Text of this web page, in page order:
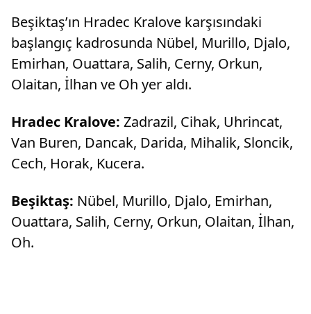
Beşiktaş’ın Hradec Kralove karşısındaki
başlangıç kadrosunda Nübel, Murillo, Djalo,
Emirhan, Ouattara, Salih, Cerny, Orkun,
Olaitan, İlhan ve Oh yer aldı.
Hradec Kralove: Zadrazil, Cihak, Uhrincat,
Van Buren, Dancak, Darida, Mihalik, Sloncik,
Cech, Horak, Kucera.
Beşiktaş: Nübel, Murillo, Djalo, Emirhan,
Ouattara, Salih, Cerny, Orkun, Olaitan, İlhan,
Oh.